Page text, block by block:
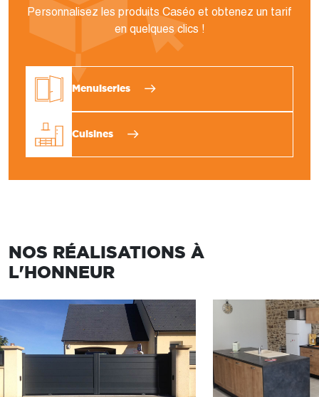
Personnalisez les produits Caséo et obtenez un tarif
en quelques clics !
Menuiseries
Cuisines
NOS RÉALISATIONS À
L'HONNEUR